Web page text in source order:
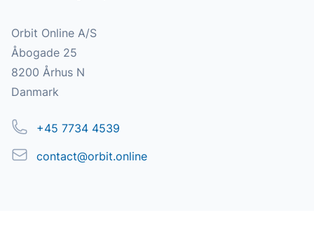
Addresse
Orbit Online A/S
Åbogade 25
8200 Århus N
Danmark
Telefon+45 7734 4539
Emailcontact@orbit.online